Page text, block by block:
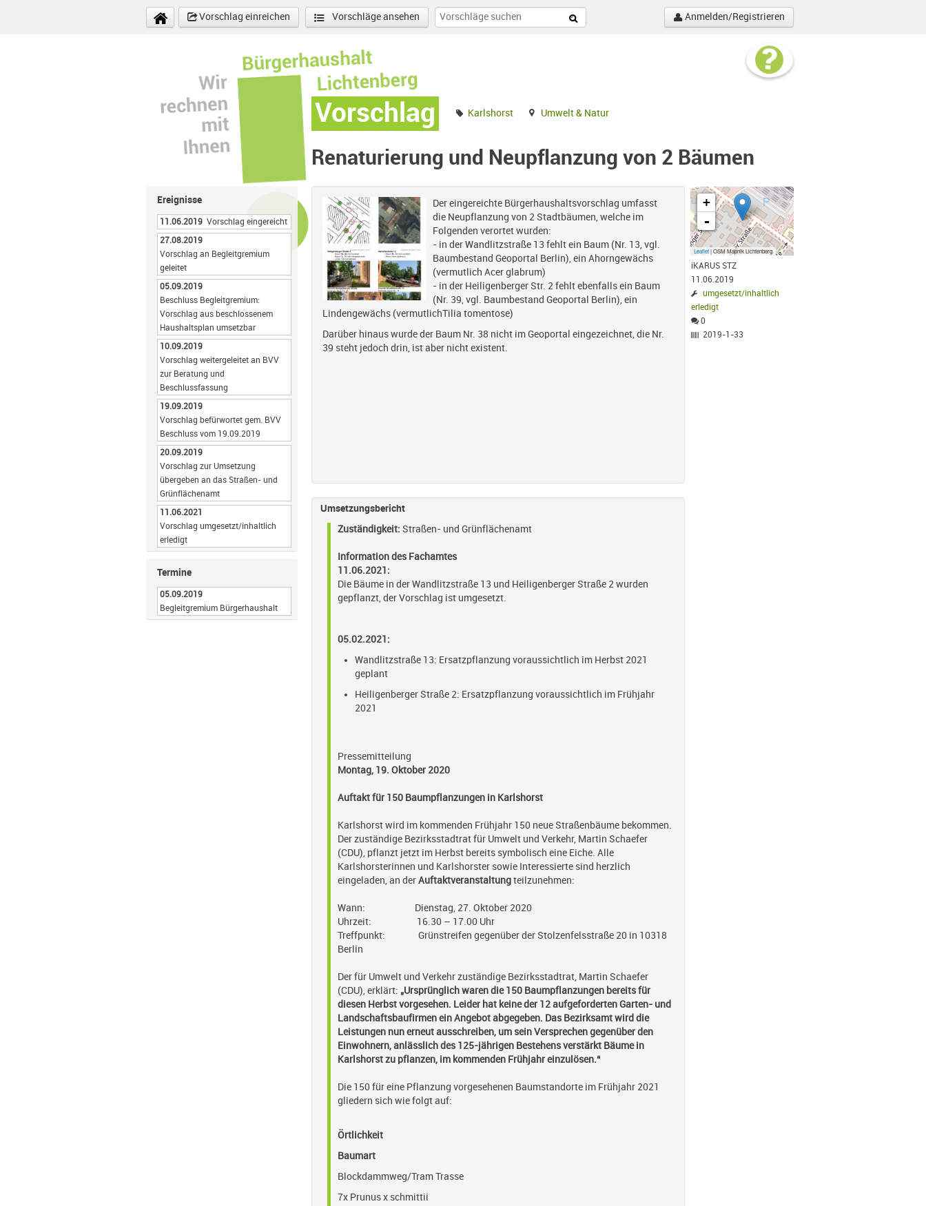
Vorschlag einreichen
Vorschläge ansehen Anmelden/Registrieren
Vorschlag
Ereignisse
11.06.2019 Vorschlag eingereicht
27.08.2019
Vorschlag an Begleitgremium
geleitet
05.09.2019
Beschluss Begleitgremium:
Vorschlag aus beschlossenem
Haushaltsplan umsetzbar
10.09.2019
Vorschlag weitergeleitet an BVV
zur Beratung und
Beschlussfassung
19.09.2019
Vorschlag befürwortet gem. BVV
Beschluss vom 19.09.2019
20.09.2019
Vorschlag zur Umsetzung
übergeben an das Straßen- und
Grünflächenamt
11.06.2021
Vorschlag umgesetzt/inhaltlich
erledigt
Termine
05.09.2019
Begleitgremium Bürgerhaushalt
Karlshorst Umwelt & Natur
Renaturierung und Neupflanzung von 2 Bäumen
+
-
Leaflet| OSM Mapnik Lichtenberg
iKARUS STZ
11.06.2019
umgesetzt/inhaltlich
erledigt
0
2019-1-33
Der eingereichte Bürgerhaushaltsvorschlag umfasst
die Neupflanzung von 2 Stadtbäumen, welche im
Folgenden verortet wurden:
- in der Wandlitzstraße 13 fehlt ein Baum (Nr. 13, vgl.
Baumbestand Geoportal Berlin), ein Ahorngewächs
(vermutlich Acer glabrum)
- in der Heiligenberger Str. 2 fehlt ebenfalls ein Baum
(Nr. 39, vgl. Baumbestand Geoportal Berlin), ein
Lindengewächs (vermutlichTilia tomentose)
Darüber hinaus wurde der Baum Nr. 38 nicht im Geoportal eingezeichnet, die Nr.
39 steht jedoch drin, ist aber nicht existent.
Umsetzungsbericht
Zuständigkeit: Straßen- und Grünflächenamt
Information des Fachamtes
11.06.2021:
Die Bäume in der Wandlitzstraße 13 und Heiligenberger Straße 2 wurden
gepflanzt, der Vorschlag ist umgesetzt.
05.02.2021:
Wandlitzstraße 13: Ersatzpflanzung voraussichtlich im Herbst 2021
geplant
Heiligenberger Straße 2: Ersatzpflanzung voraussichtlich im Frühjahr
2021
Pressemitteilung
Montag, 19. Oktober 2020
Auftakt für 150 Baumpflanzungen in Karlshorst
Karlshorst wird im kommenden Frühjahr 150 neue Straßenbäume bekommen.
Der zuständige Bezirksstadtrat für Umwelt und Verkehr, Martin Schaefer
(CDU), pflanzt jetzt im Herbst bereits symbolisch eine Eiche. Alle
Karlshorsterinnen und Karlshorster sowie Interessierte sind herzlich
eingeladen, an der Auftaktveranstaltung teilzunehmen:
Wann: Dienstag, 27. Oktober 2020
Uhrzeit: 16.30 – 17.00 Uhr
Treffpunkt: Grünstreifen gegenüber der Stolzenfelsstraße 20 in 10318
Berlin
Der für Umwelt und Verkehr zuständige Bezirksstadtrat, Martin Schaefer
(CDU), erklärt: „Ursprünglich waren die 150 Baumpflanzungen bereits für
diesen Herbst vorgesehen. Leider hat keine der 12 aufgeforderten Garten- und
Landschaftsbaufirmen ein Angebot abgegeben. Das Bezirksamt wird die
Leistungen nun erneut ausschreiben, um sein Versprechen gegenüber den
Einwohnern, anlässlich des 125-jährigen Bestehens verstärkt Bäume in
Karlshorst zu pflanzen, im kommenden Frühjahr einzulösen.“
Die 150 für eine Pflanzung vorgesehenen Baumstandorte im Frühjahr 2021
gliedern sich wie folgt auf:
Örtlichkeit
Baumart
Blockdammweg/Tram Trasse
7x Prunus x schmittii